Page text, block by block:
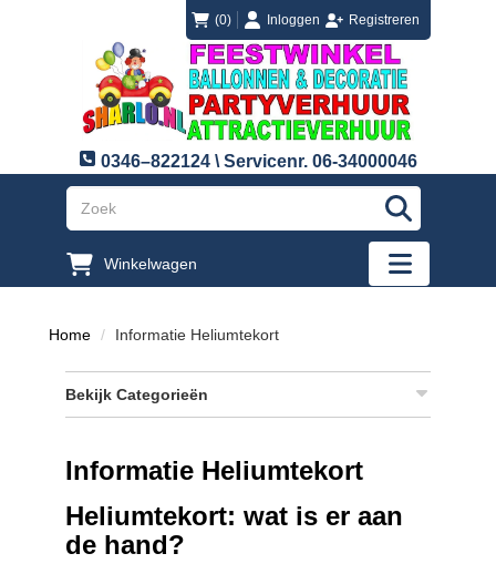
(0) loginInloggen
registreren Registreren
0346–822124 \ Servicenr. 06-34000046
"Zoeken
Winkelwagen
"Toggle
Home Informatie Heliumtekort
Bekijk Categorieën
Informatie Heliumtekort
Heliumtekort: wat is er aan
de hand?